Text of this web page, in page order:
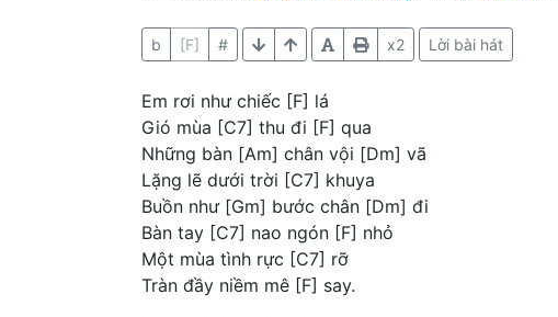
b [F] # x2 Lời bài hát
Em rơi như chiếc [F] lá
Gió mùa [C7] thu đi [F] qua
Những bàn [Am] chân vội [Dm] vã
Lặng lẽ dưới trời [C7] khuya
Buồn như [Gm] bước chân [Dm] đi
Bàn tay [C7] nao ngón [F] nhỏ
Một mùa tình rực [C7] rỡ
Tràn đầy niềm mê [F] say.